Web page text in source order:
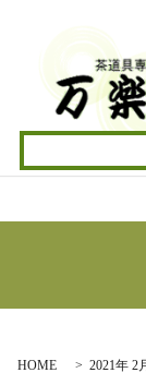
HOME 2021年 2